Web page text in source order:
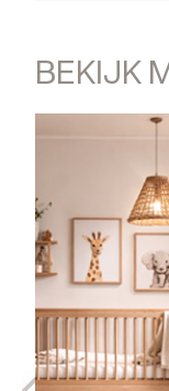
BEKIJK